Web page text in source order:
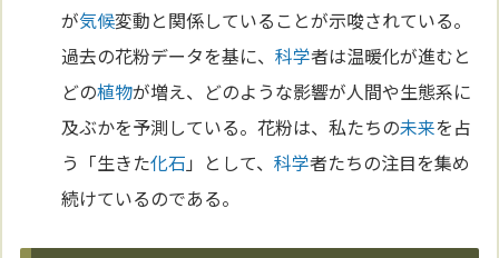
が気候変動と関係していることが示唆されている。
過去の花粉データを基に、科学者は温暖化が進むと
どの植物が増え、どのような影響が人間や生態系に
及ぶかを予測している。花粉は、私たちの未来を占
う「生きた化石 」として、科学者たちの注目を集め
続けているのである。